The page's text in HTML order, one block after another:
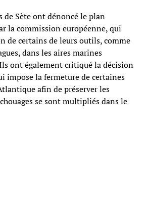
de Sète ont dénoncé le plan
la commission européenne, qui
de certains de leurs outils, comme
dans les aires marines
ont également critiqué la décision
impose la fermeture de certaines
afin de préserver les
se sont multipliés dans le